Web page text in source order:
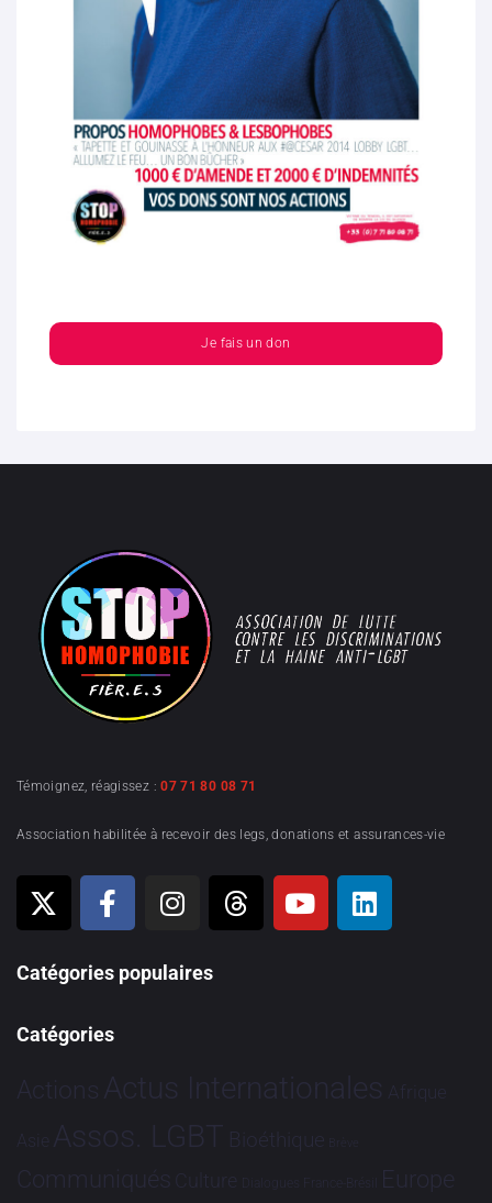
Je fais un don
Témoignez, réagissez :07 71 80 08 71
Association habilitée à recevoir des legs, donations et assurances-vie
Catégories populaires
Catégories
Actions Actus Internationales Afrique
Asie Assos. LGBT Bioéthique Brève
Communiqués Culture Dialogues France-Brésil Europe